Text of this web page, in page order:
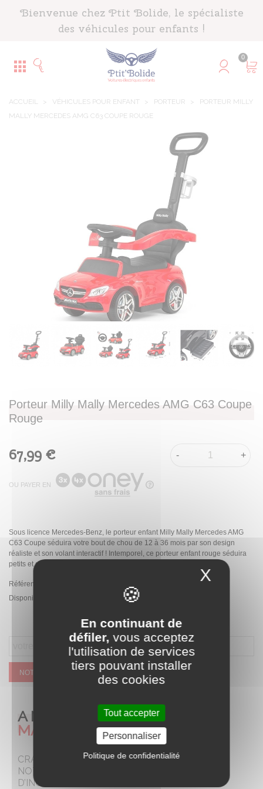
Bienvenue chez Ptit Bolide, le spécialiste
des véhicules pour enfants !
0
ACCUEIL > VÉHICULES POUR ENFANT > PORTEUR >
PORTEUR MILLY
MALLY MERCEDES AMG C63 COUPE ROUGE
Porteur Milly Mally Mercedes AMG C63 Coupe
Rouge
67,99 €
OU PAYER EN
- +
Sous licence Mercedes-Benz, le porteur enfant Milly Mally Mercedes AMG
C63 Coupe séduira votre bout de chou de 12 à 36 mois par son design
réaliste et son volant interactif ! Intemporel, ce porteur enfant rouge séduira
petits et grands.
Référence:
Disponibilité :
Rupture de stock temporaire
NOTIFIEZ MOI QUAND CE SERA DISPONIBLE
A NE PAS
MANQUER
CRAQUEZ POUR
NOTRE SELECTION
D’INCONTOURNABLES
En continuant de
défiler, vous acceptez
l'utilisation de services
tiers pouvant installer
des cookies
Tout accepter
Personnaliser
Politique de confidentialité
X